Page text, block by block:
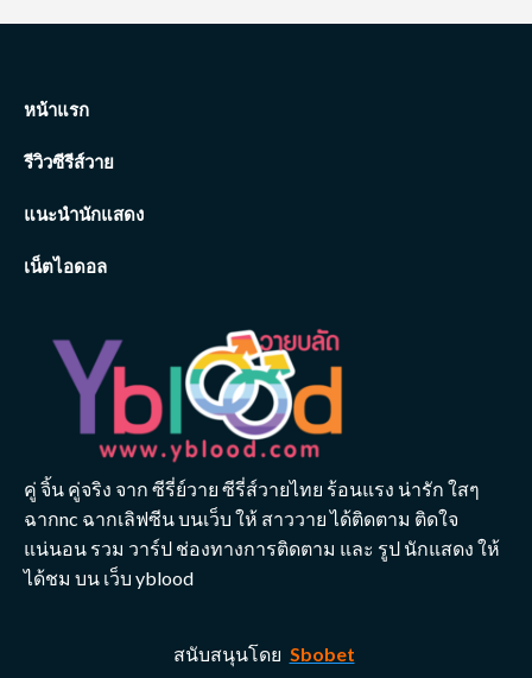
หน้าแรก
รีวิวซีรีส์วาย
แนะนำนักแสดง
เน็ตไอดอล
คู่ จิ้น คู่จริง จาก ซีรี่ย์วาย ซีรี่ส์วายไทย ร้อนแรง น่ารัก ใสๆ
ฉากnc ฉากเลิฟซีน บนเว็บ ให้ สาววาย ได้ติดตาม ติดใจ
แน่นอน รวม วาร์ป ช่องทางการติดตาม และ รูป นักแสดง ให้
ได้ชม บน เว็บ yblood
สนับสนุนโดย Sbobet